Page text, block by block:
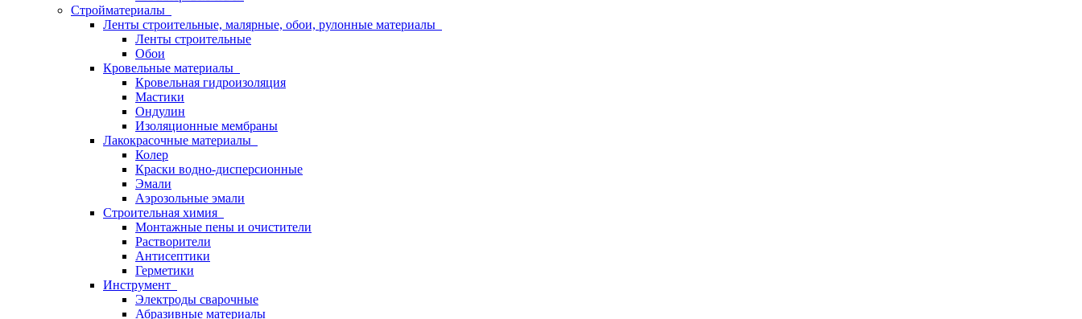
Стройматериалы
Ленты строительные, малярные, обои, рулонные материалы
Ленты строительные
Обои
Кровельные материалы
Кровельная гидроизоляция
Мастики
Ондулин
Изоляционные мембраны
Лакокрасочные материалы
Колер
Краски водно-дисперсионные
Эмали
Аэрозольные эмали
Строительная химия
Монтажные пены и очистители
Растворители
Антисептики
Герметики
Инструмент
Электроды сварочные
Абразивные материалы